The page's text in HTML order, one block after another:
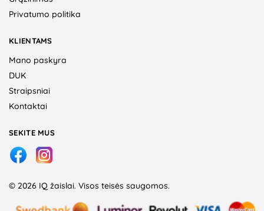
Privatumo politika
KLIENTAMS
Mano paskyra
DUK
Straipsniai
Kontaktai
SEKITE MUS
© 2026 IQ žaislai. Visos teisės saugomos.